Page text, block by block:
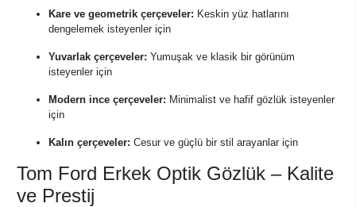
Kare ve geometrik çerçeveler: Keskin yüz hatlarını
dengelemek isteyenler için
Yuvarlak çerçeveler: Yumuşak ve klasik bir görünüm
isteyenler için
Modern ince çerçeveler: Minimalist ve hafif gözlük isteyenler
için
Kalın çerçeveler: Cesur ve güçlü bir stil arayanlar için
Tom Ford Erkek Optik Gözlük – Kalite
ve Prestij